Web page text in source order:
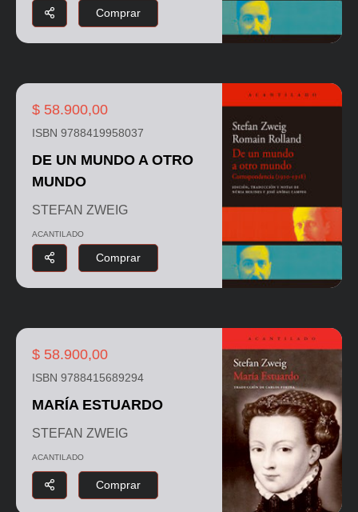
Comprar
$ 58.900,00
ISBN 9788419958037
DE UN MUNDO A OTRO
MUNDO
STEFAN ZWEIG
ACANTILADO
Comprar
$ 58.900,00
ISBN 9788415689294
MARÍA ESTUARDO
STEFAN ZWEIG
ACANTILADO
Comprar